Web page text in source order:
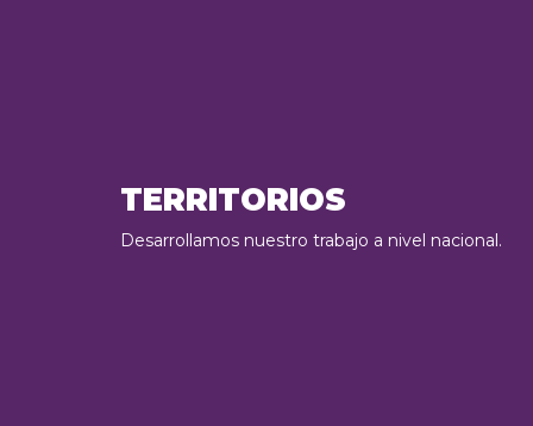
TERRITORIOS
Desarrollamos nuestro trabajo a nivel nacional.